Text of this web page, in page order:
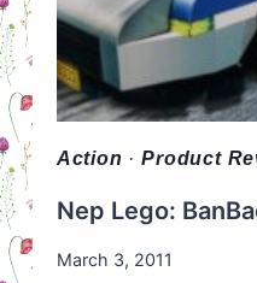
Action ·Product
Nep Lego:
March 3, 2011